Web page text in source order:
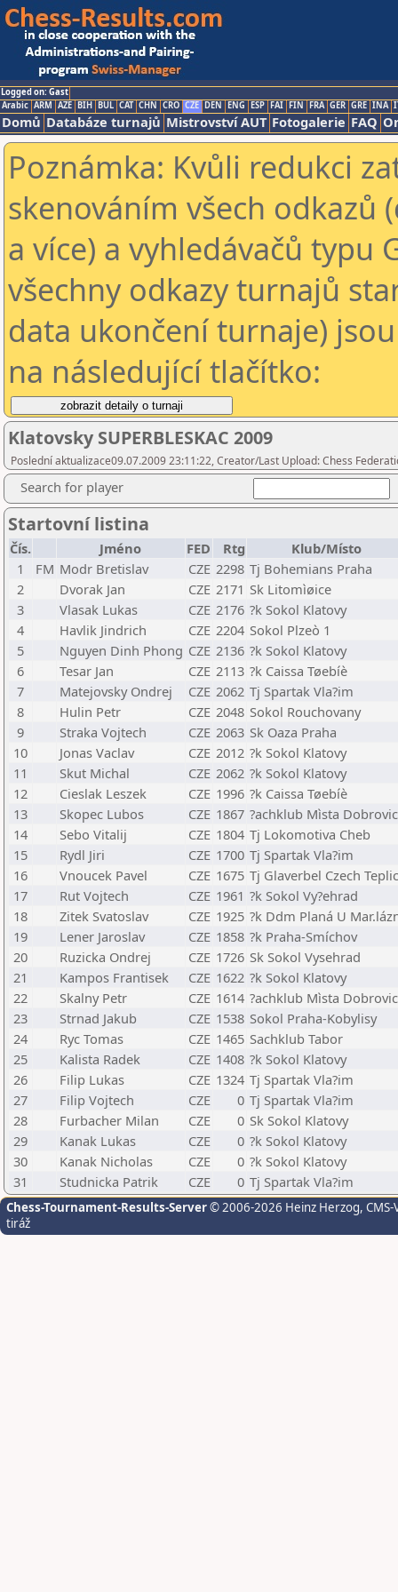
Logged on: Gast
Arabic ARM AZE BIH BUL CAT CHN CRO CZE DEN ENG ESP FAI FIN FRA GER GRE INA
Domů Databáze turnajů Mistrovství AUT Fotogalerie FAQ
Poznámka: Kvůli redukci
skenováním všech odkazů
a více) a vyhledávačů typu
všechny odkazy turnajů
data ukončení turnaje)
na následující tlačítko:
Klatovsky SUPERBLESKAC 2009
Poslední aktualizace09.07.2009 23:11:22, Creator/Last Upload: Chess
Search for player
Startovní listina
Čís. Jméno FED Rtg
Klub/Místo
1
FM Modr Bretislav CZE 2298 Tj Bohemians Praha
2
Dvorak Jan CZE 2171 Sk Litomìøice
3
Vlasak Lukas CZE 2176 ?k Sokol Klatovy
4
Havlik Jindrich CZE 2204 Sokol Plzeò 1
5
Nguyen Dinh Phong CZE 2136 ?k Sokol Klatovy
6
Tesar Jan CZE 2113 ?k Caissa Tøebíè
7
Matejovsky Ondrej CZE 2062 Tj Spartak Vla?im
8
Hulin Petr CZE 2048 Sokol Rouchovany
9
Straka Vojtech CZE 2063 Sk Oaza Praha
10
Jonas Vaclav CZE 2012 ?k Sokol Klatovy
11
Skut Michal CZE 2062 ?k Sokol Klatovy
12
Cieslak Leszek CZE 1996 ?k Caissa Tøebíè
13
Skopec Lubos CZE 1867 ?achklub Mìsta
14
Sebo Vitalij CZE 1804 Tj Lokomotiva Cheb
15
Rydl Jiri CZE 1700 Tj Spartak Vla?im
16
Vnoucek Pavel CZE 1675 Tj Glaverbel Czech Teplic
17
Rut Vojtech CZE 1961 ?k Sokol Vy?ehrad
18
Zitek Svatoslav CZE 1925 ?k Ddm Planá U
19
Lener Jaroslav CZE 1858 ?k Praha-Smíchov
20
Ruzicka Ondrej CZE 1726 Sk Sokol Vysehrad
21
Kampos Frantisek CZE 1622 ?k Sokol Klatovy
22
Skalny Petr CZE 1614 ?achklub Mìsta
23
Strnad Jakub CZE 1538 Sokol Praha-Kobylisy
24
Ryc Tomas CZE 1465 Sachklub Tabor
25
Kalista Radek CZE 1408 ?k Sokol Klatovy
26
Filip Lukas CZE 1324 Tj Spartak Vla?im
27
Filip Vojtech CZE 0 Tj Spartak Vla?im
28
Furbacher Milan CZE 0 Sk Sokol Klatovy
29
Kanak Lukas CZE 0 ?k Sokol Klatovy
30
Kanak Nicholas CZE 0 ?k Sokol Klatovy
31
Studnicka Patrik CZE 0 Tj Spartak Vla?im
Chess-Tournament-Results-Server© 2006-2026 Heinz Herzog,
tiráž